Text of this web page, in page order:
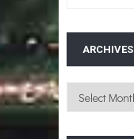
ARCHIVES
Archives